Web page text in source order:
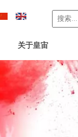
关于皇宙